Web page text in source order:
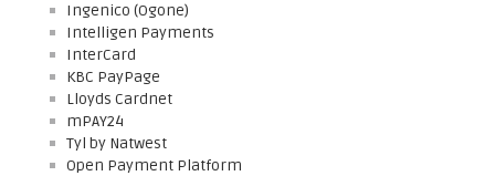
Ingenico (Ogone)
Intelligen Payments
InterCard
KBC PayPage
Lloyds Cardnet
mPAY24
Tyl by Natwest
Open Payment Platform